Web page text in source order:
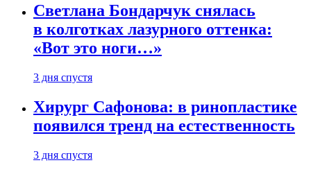
Светлана Бондарчук снялась
в колготках лазурного оттенка:
«Вот это ноги…»
3 дня спустя
Хирург Сафонова: в ринопластике
появился тренд на естественность
3 дня спустя